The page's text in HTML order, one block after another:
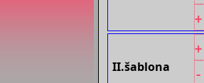
+
II.šablona
+
-